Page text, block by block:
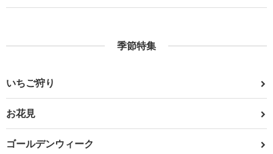
季節特集
いちご狩り
お花見
ゴールデンウィーク